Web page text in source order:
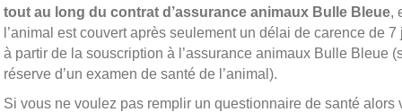
tout au long du contrat d’assurance animaux Bulle Bleue,
l’animal est couvert après seulement un délai de carence de 7
à partir de la souscription à l’assurance animaux Bulle Bleue
réserve d’un examen de santé de l’animal).
Si vous ne voulez pas remplir un questionnaire de santé alors